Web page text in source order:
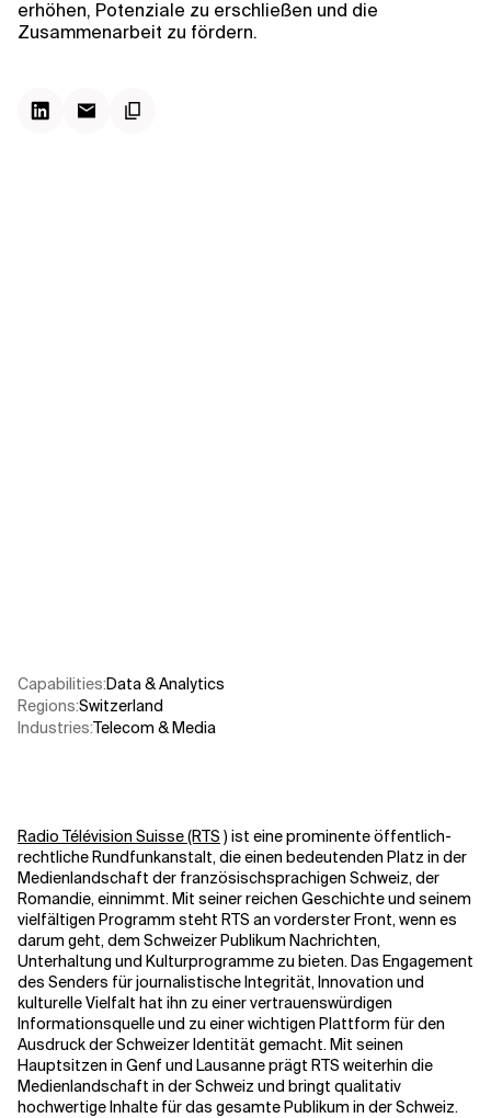
erhöhen, Potenziale zu erschließen und die
Zusammenarbeit zu fördern.
Capabilities:Data & Analytics
Regions:Switzerland
Industries:Telecom & Media
Radio Télévision Suisse (RTS ) ist eine prominente öffentlich-
rechtliche Rundfunkanstalt, die einen bedeutenden Platz in der
Medienlandschaft der französischsprachigen Schweiz, der
Romandie, einnimmt. Mit seiner reichen Geschichte und seinem
vielfältigen Programm steht RTS an vorderster Front, wenn es
darum geht, dem Schweizer Publikum Nachrichten,
Unterhaltung und Kulturprogramme zu bieten. Das Engagement
des Senders für journalistische Integrität, Innovation und
kulturelle Vielfalt hat ihn zu einer vertrauenswürdigen
Informationsquelle und zu einer wichtigen Plattform für den
Ausdruck der Schweizer Identität gemacht. Mit seinen
Hauptsitzen in Genf und Lausanne prägt RTS weiterhin die
Medienlandschaft in der Schweiz und bringt qualitativ
hochwertige Inhalte für das gesamte Publikum in der Schweiz.